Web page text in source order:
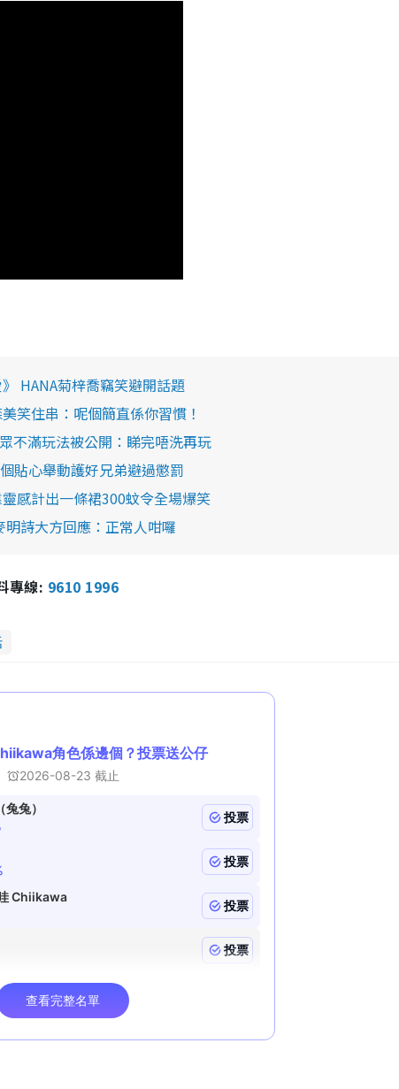
HANA菊梓喬竊笑避開話題
笑住串：呢個簡直係你習慣！
不滿玩法被公開：睇完唔洗再玩
貼心舉動護好兄弟避過懲罰
感計出一條裙300蚊令全場爆笑
明詩大方回應：正常人咁囉
專線: 9610 1996